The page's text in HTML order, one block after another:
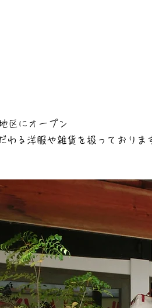
区にオープン
わる洋服や雑貨を扱っておりま